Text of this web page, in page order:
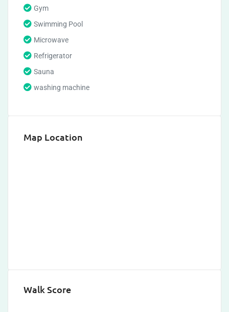
Gym
Swimming Pool
Microwave
Refrigerator
Sauna
washing machine
Map Location
Walk Score